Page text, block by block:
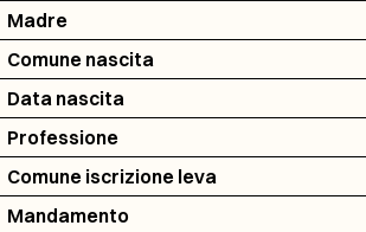
Madre
Comune nascita
Data nascita
Professione
Comune iscrizione leva
Mandamento